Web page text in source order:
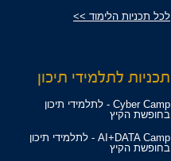
לכל תכניות הלימוד >>
תכניות לתלמידי תיכון
Cyber Camp - לתלמידי תיכון
בחופשת הקיץ
AI+DATA Camp - לתלמידי תיכון
בחופשת הקיץ